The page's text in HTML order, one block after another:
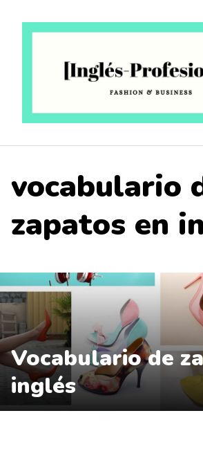
vocabulario
zapatos en
Vocabulario de
inglés